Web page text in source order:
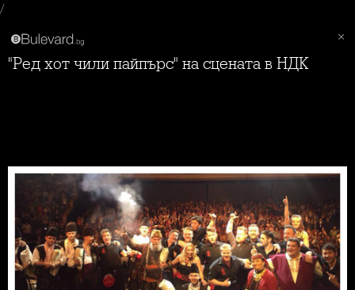
/
"Ред хот чили пайпърс" на сцената в НДК